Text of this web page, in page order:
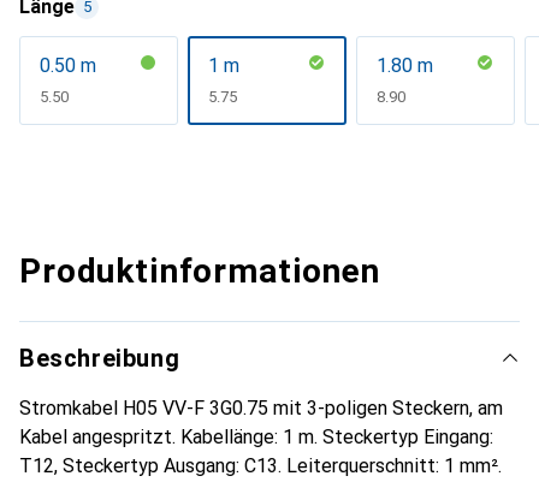
Länge 5
0.50 m
CHF
5.50
1 m
CHF
5.75
1.80 m
CHF
8.90
Produktinformationen
Beschreibung
Stromkabel H05 VV-F 3G0.75 mit 3-poligen Steckern, am
Kabel angespritzt. Kabellänge: 1 m. Steckertyp Eingang:
T12, Steckertyp Ausgang: C13. Leiterquerschnitt: 1 mm².